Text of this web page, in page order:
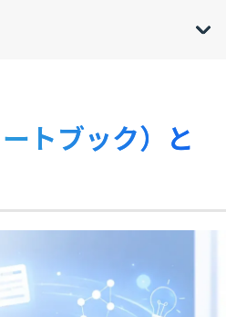
[hi
]
[sh
]
トブック）と